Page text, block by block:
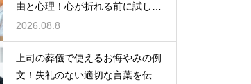
由と心理！心が折れる前に試した
い関係改善策
2026.08.8
上司の葬儀で使えるお悔やみの例
文！失礼のない適切な言葉を伝え